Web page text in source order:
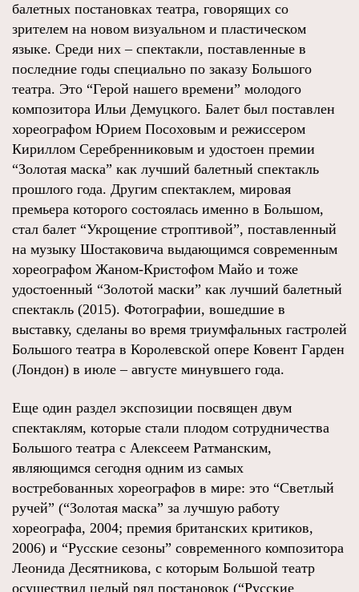
балетных постановках театра, говорящих со
зрителем на новом визуальном и пластическом
языке. Среди них – спектакли, поставленные в
последние годы специально по заказу Большого
театра. Это “Герой нашего времени” молодого
композитора Ильи Демуцкого. Балет был поставлен
хореографом Юрием Посоховым и режиссером
Кириллом Серебренниковым и удостоен премии
“Золотая маска” как лучший балетный спектакль
прошлого года. Другим спектаклем, мировая
премьера которого состоялась именно в Большом,
стал балет “Укрощение строптивой”, поставленный
на музыку Шостаковича выдающимся современным
хореографом Жаном-Кристофом Майо и тоже
удостоенный “Золотой маски” как лучший балетный
спектакль (2015). Фотографии, вошедшие в
выставку, сделаны во время триумфальных гастролей
Большого театра в Королевской опере Ковент Гарден
(Лондон) в июле – августе минувшего года.
Еще один раздел экспозиции посвящен двум
спектаклям, которые стали плодом сотрудничества
Большого театра с Алексеем Ратманским,
являющимся сегодня одним из самых
востребованных хореографов в мире: это “Светлый
ручей” (“Золотая маска” за лучшую работу
хореографа, 2004; премия британских критиков,
2006) и “Русские сезоны” современного композитора
Леонида Десятникова, с которым Большой театр
осуществил целый ряд постановок (“Русские